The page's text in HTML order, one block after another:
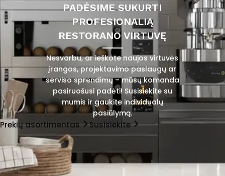
PADĖSIME SUKURTI
PROFESIONALIĄ
RESTORANO VIRTUVĘ
Nesvarbu, ar ieškote naujos virtuvės
įrangos, projektavimo paslaugų ar
serviso sprendimų – mūsų komanda
pasiruošusi padėti! Susisiekite su
mumis ir gaukite individualų
pasiūlymą.
Prekių asortimentas Susisiekite